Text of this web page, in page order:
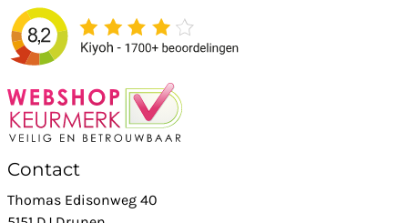
Contact
Thomas Edisonweg 40